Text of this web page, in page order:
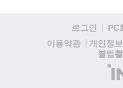
로그인 PC
이용약관
개인정
불법